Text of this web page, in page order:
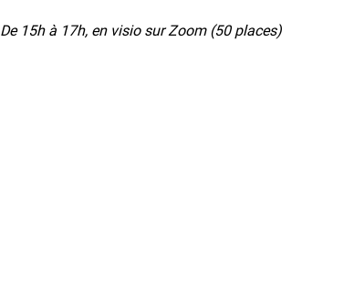
De 15h à 17h, en visio sur Zoom (50 places)